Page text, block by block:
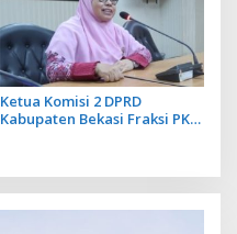
Ketua Komisi 2 DPRD
Kabupaten Bekasi Fraksi PKS: